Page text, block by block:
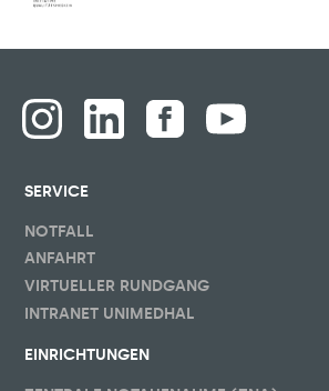
SERVICE
NOTFALL
ANFAHRT
VIRTUELLER RUNDGANG
INTRANET UNIMEDHAL
EINRICHTUNGEN